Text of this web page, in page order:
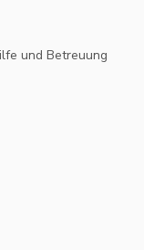
und Betreuung